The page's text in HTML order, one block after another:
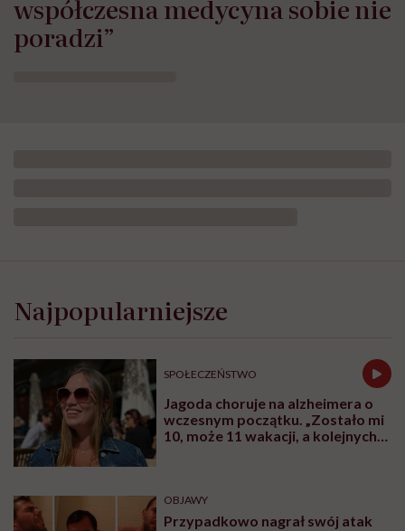
współczesna medycyna sobie nie
poradzi”
Najpopularniejsze
SPOŁECZEŃSTWO
Jagoda choruje na alzheimera o
wczesnym początku. „Zostało mi
10, może 11 wakacji, a kolejnych
OBJAWY
Przypadkowo nagrał swój atak